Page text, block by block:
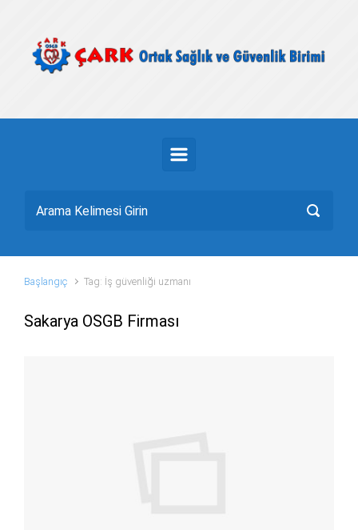
Başlangıç Tag: İş güvenliği uzmanı
Sakarya OSGB Firması